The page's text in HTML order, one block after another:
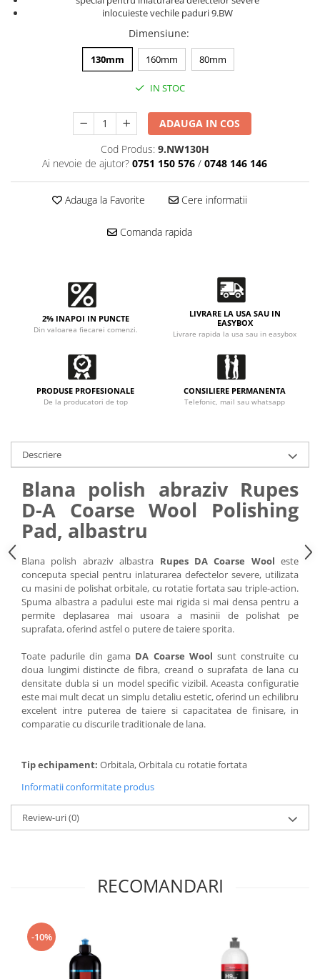
DETAILING RAPID EXTERIOR
Accesorii detailing rapid
inlocuieste vechile paduri 9.BW
Dimensiune:
130mm 160mm 80mm
IN STOC
ADAUGA IN COS
Cod Produs: 9.NW130H
Ai nevoie de ajutor? 0751 150 576 / 0748 146 146
Adauga la Favorite Cere informatii
Comanda rapida
2% INAPOI IN PUNCTE
Din valoarea fiecarei comenzi.
LIVRARE LA USA SAU IN
EASYBOX
Livrare rapida la usa sau in easybox
PRODUSE PROFESIONALE
De la producatori de top
CONSILIERE PERMANENTA
Telefonic, mail sau whatsapp
Descriere
Blana polish abraziv Rupes
D-A Coarse Wool Polishing
Pad, albastru
Blana polish abraziv albastra Rupes DA Coarse Wool este
conceputa special pentru inlaturarea defectelor severe, utilizata
cu masini de polishat orbitale, cu rotatie fortata sau triple-action.
Spuma albastra a padului este mai rigida si mai densa pentru a
permite deplasarea mai usoara a masinii de polishat pe
suprafata, oferind astfel o putere de taiere sporita.
Toate padurile din gama DA Coarse Wool sunt construite cu
doua lungimi distincte de fibra, creand o suprafata de lana cu
densitate dubla si un model specific vizibil. Aceasta configuratie
este mai mult decat un simplu detaliu estetic, oferind un echilibru
excelent intre puterea de taiere si capacitatea de finisare, in
comparatie cu discurile traditionale de lana.
Tip echipament: Orbitala, Orbitala cu rotatie fortata
Informatii conformitate produs
Review-uri(0)
RECOMANDARI
-10%